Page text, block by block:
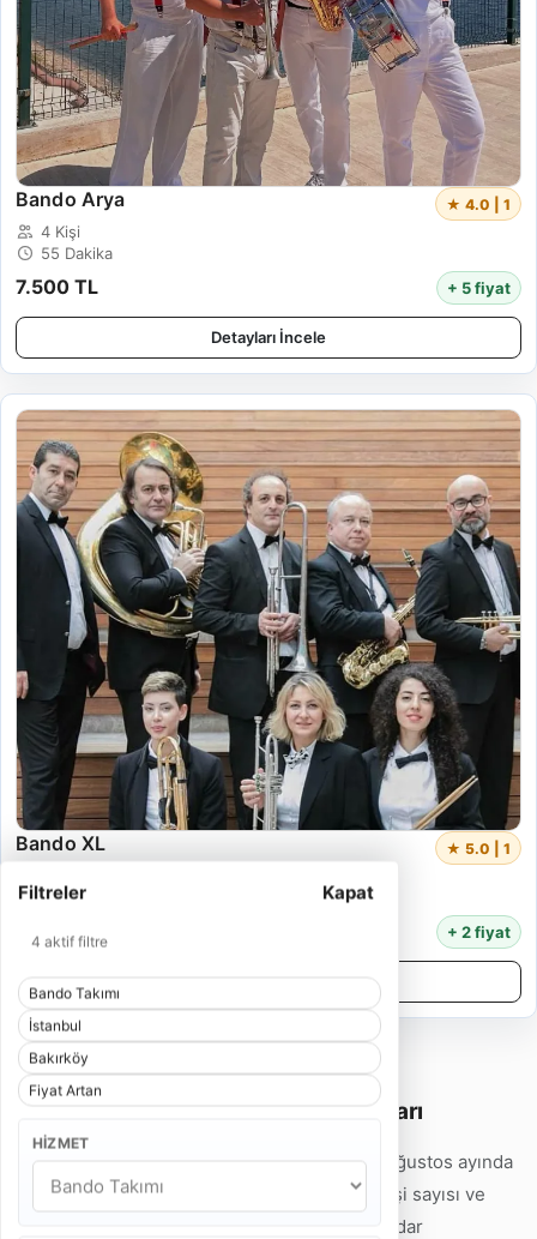
Filtreler Kapat
4 aktif filtre
Bando Takımı
İstanbul
Bakırköy
Fiyat Artan
HIZMET
Bando Arya ★ 4.0 | 1
4 Kişi
55 Dakika
7.500 TL + 5 fiyat
Detayları İncele
Bando XL ★ 5.0 | 1
55 Dakika
14.000 TL + 2 fiyat
İstanbul Bakırköy Bando Takımı Fiyatları
İstanbul Bakırköy Bando Takımı fiyatları 2026 Ağustos ayında
7.500 TL'den başlamaktadır. Hizmet tipi, ekip kişi sayısı ve
program süresine göre fiyatlar 32.000 TL'ye kadar